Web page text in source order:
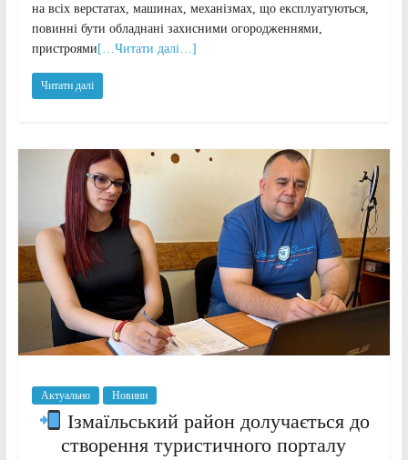
на всіх верстатах, машинах, механізмах, що експлуатуються,
повинні бути обладнані захисними огородженнями,
пристроями […Читати далі…]
Читати далі
Актуально Новини
Ізмаїльський район долучається до
створення туристичного порталу